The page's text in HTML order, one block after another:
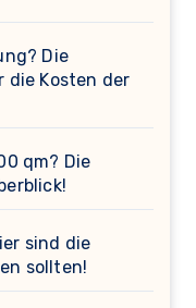
Die
die Kosten der
qm? Die
sind die
sollten!